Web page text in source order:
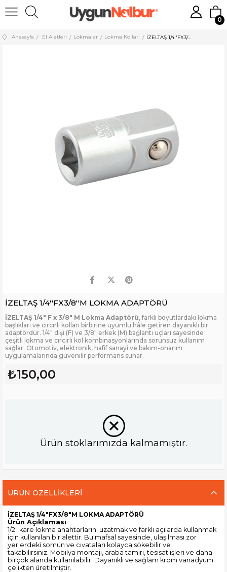
0
Anasayfa El Aletleri Lokmalar Lokma Kolları İZELTAŞ 1/4''FX3/8''M LOKMA ADAPTÖRÜ
İZELTAŞ 1/4''FX3/8''M LOKMA ADAPTÖRÜ
İZELTAŞ 1/4" F x 3/8" M Lokma Adaptörü, farklı boyutlardaki lokma
başlıkları ve cırcırlı kolları birbirine uyumlu hâle getiren dayanıklı bir
adaptördür. 1/4" dişi (F) ve 3/8" erkek (M) bağlantı uçları sayesinde
çeşitli lokma ve cırcırlı kol kombinasyonlarında sorunsuz kullanım
sağlar. Otomotiv, elektronik, hafif sanayi ve bakım-onarım
uygulamalarında güvenilir performans sunar.
₺150,00
Ürün stoklarımızda kalmamıştır.
ÜRÜN ÖZELLIKLERI
İZELTAŞ 1/4"FX3/8"M LOKMA ADAPTÖRÜ
Ürün Açıklaması
1/2" kare lokma anahtarlarını uzatmak ve farklı açılarda kullanmak
için kullanılan bir alettir. Bu mafsal sayesinde, ulaşılması zor
yerlerdeki somun ve cıvataları kolayca sökebilir ve
takabilirsiniz. Mobilya montajı, araba tamiri, tesisat işleri ve daha
birçok alanda kullanılabilir. Dayanıklı ve sağlam krom vanadyum
çelikten üretilmiştir.